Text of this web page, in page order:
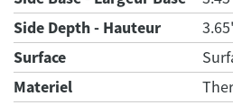
Side Depth - Hauteur
Surface
Materiel